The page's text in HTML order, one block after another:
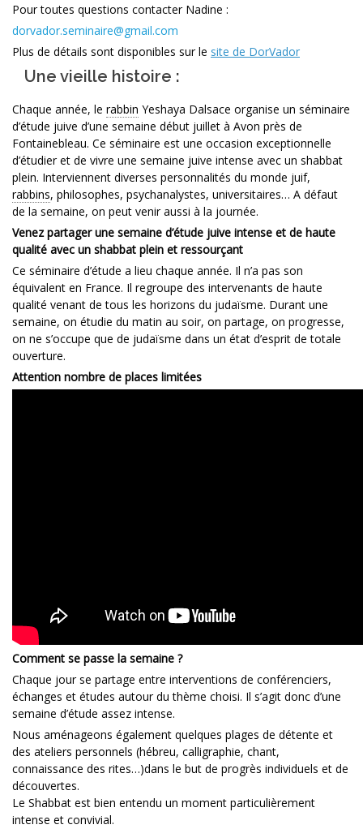
Pour toutes questions contacter Nadine :
dorvador.seminaire@gmail.com
Plus de détails sont disponibles sur le site de DorVador
Une vieille histoire :
Chaque année, le rabbin Yeshaya Dalsace organise un séminaire
d’étude juive d’une semaine début juillet à Avon près de
Fontainebleau. Ce séminaire est une occasion exceptionnelle
d’étudier et de vivre une semaine juive intense avec un shabbat
plein. Interviennent diverses personnalités du monde juif,
rabbins, philosophes, psychanalystes, universitaires… A défaut
de la semaine, on peut venir aussi à la journée.
Venez partager une semaine d’étude juive intense et de haute
qualité avec un shabbat plein et ressourçant
Ce séminaire d’étude a lieu chaque année. Il n’a pas son
équivalent en France. Il regroupe des intervenants de haute
qualité venant de tous les horizons du judaïsme. Durant une
semaine, on étudie du matin au soir, on partage, on progresse,
on ne s’occupe que de judaïsme dans un état d’esprit de totale
ouverture.
Attention nombre de places limitées
Comment se passe la semaine ?
Chaque jour se partage entre interventions de conférenciers,
échanges et études autour du thème choisi. Il s’agit donc d’une
semaine d’étude assez intense.
Nous aménageons également quelques plages de détente et
des ateliers personnels (hébreu, calligraphie, chant,
connaissance des rites…)dans le but de progrès individuels et de
découvertes.
Le Shabbat est bien entendu un moment particulièrement
intense et convivial.